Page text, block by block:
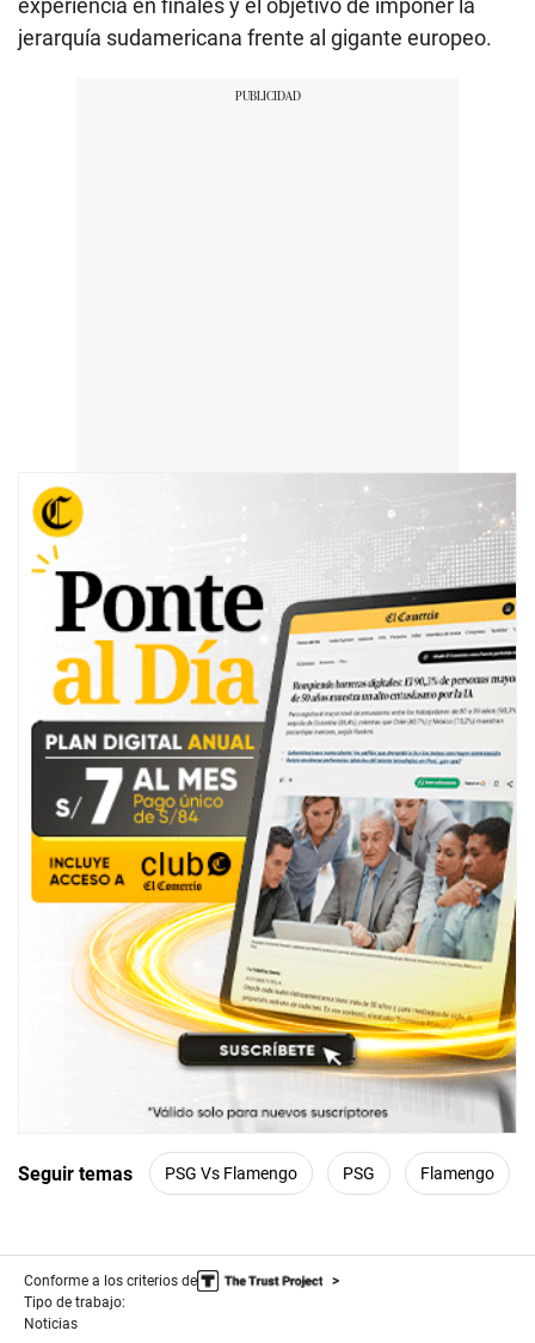
experiencia en finales y el objetivo de imponer la
jerarquía sudamericana frente al gigante europeo.
Seguir temas PSG Vs Flamengo PSG Flamengo
Conforme a los criterios de
Tipo de trabajo:
Noticias